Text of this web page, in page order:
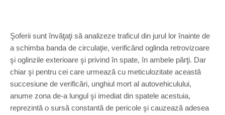
Şoferii sunt învăţaţi să analizeze traficul din jurul lor înainte de
a schimba banda de circulaţie, verificând oglinda retrovizoare
şi oglinzile exterioare şi privind în spate, în ambele părţi. Dar
chiar şi pentru cei care urmează cu meticulozitate această
succesiune de verificări, unghiul mort al autovehiculului,
anume zona de-a lungul şi imediat din spatele acestuia,
reprezintă o sursă constantă de pericole şi cauzează adesea